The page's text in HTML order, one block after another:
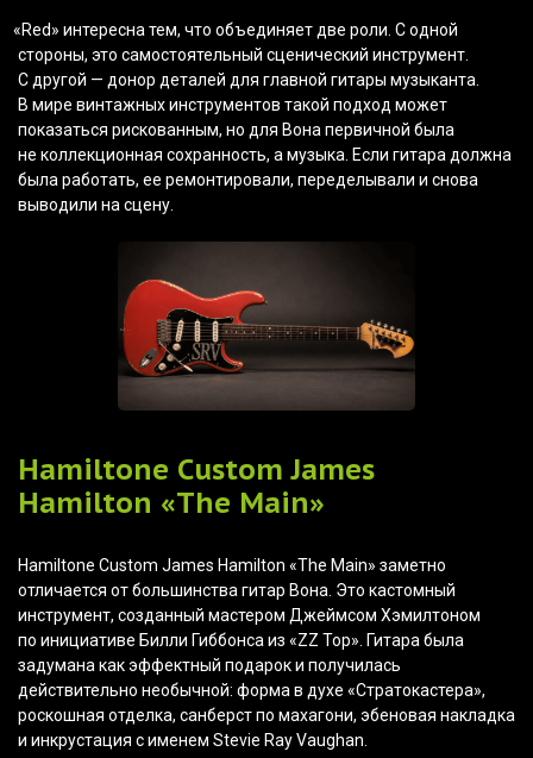
«Red» интересна тем, что объединяет две роли. С одной
стороны, это самостоятельный сценический инструмент.
С другой — донор деталей для главной гитары музыканта.
В мире винтажных инструментов такой подход может
показаться рискованным, но для Вона первичной была
не коллекционная сохранность, а музыка. Если гитара должна
была работать, ее ремонтировали, переделывали и снова
выводили на сцену.
Hamiltone Custom James
Hamilton «The Main»
Hamiltone Custom James Hamilton «The Main» заметно
отличается от большинства гитар Вона. Это кастомный
инструмент, созданный мастером Джеймсом Хэмилтоном
по инициативе Билли Гиббонса из «ZZ Top». Гитара была
задумана как эффектный подарок и получилась
действительно необычной: форма в духе «Стратокастера»,
роскошная отделка, санберст по махагони, эбеновая накладка
и инкрустация с именем Stevie Ray Vaughan.